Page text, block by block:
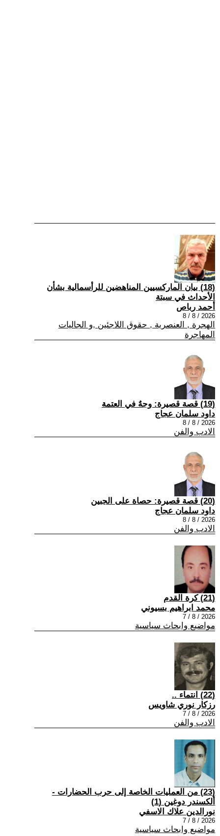
(18) بيان الماركسيين المناهضين للرأسمالية بشأن
الأحداث في سبتة
أحمد رباص
2026 / 8 / 8
الهجرة , العنصرية , حقوق اللاجئين ,و الجاليات
المهاجرة
(19) قصة قصيرة: وجهٌ في العتمة
داود سلمان عجاج
2026 / 8 / 8
الادب والفن
(20) قصة قصيرة: حصاة على الجبين
داود سلمان عجاج
2026 / 8 / 8
الادب والفن
(21) كرة القدم
محمد ابراهيم بسيوني
2026 / 8 / 7
مواضيع وابحاث سياسية
(22) انتماء ..
رزكار نوري شاويس
2026 / 8 / 7
الادب والفن
(23) من العمليات الخاصة إلى حرب الحضارات -
ألكسندر دوغين (1)
نورالدين علاك الاسفي
2026 / 8 / 7
مواضيع وابحاث سياسية